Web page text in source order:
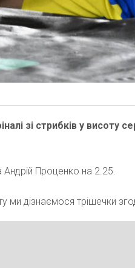
зі стрибків у висоту
Андрій Проценко на 2.25.
ми дізнаємося трішечки